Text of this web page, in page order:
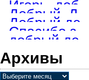
Архивы